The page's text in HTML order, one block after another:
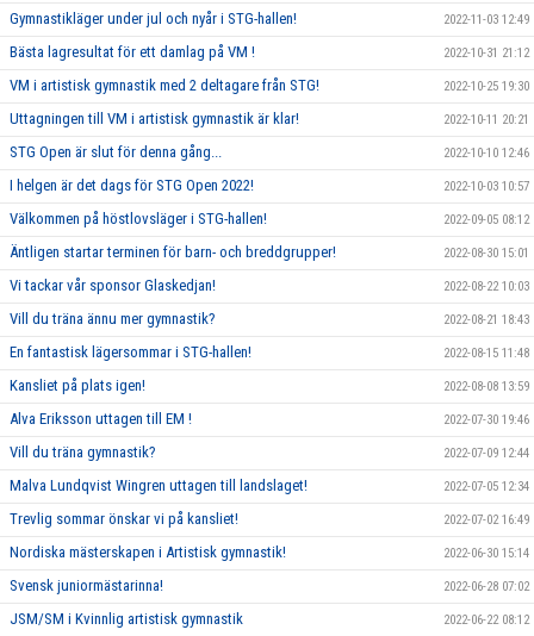
Gymnastikläger under jul och nyår i STG-hallen! 2022-11-03 12:49
Bästa lagresultat för ett damlag på VM ! 2022-10-31 21:12
VM i artistisk gymnastik med 2 deltagare från STG! 2022-10-25 19:30
Uttagningen till VM i artistisk gymnastik är klar! 2022-10-11 20:21
STG Open är slut för denna gång... 2022-10-10 12:46
I helgen är det dags för STG Open 2022! 2022-10-03 10:57
Välkommen på höstlovsläger i STG-hallen! 2022-09-05 08:12
Äntligen startar terminen för barn- och breddgrupper! 2022-08-30 15:01
Vi tackar vår sponsor Glaskedjan! 2022-08-22 10:03
Vill du träna ännu mer gymnastik? 2022-08-21 18:43
En fantastisk lägersommar i STG-hallen! 2022-08-15 11:48
Kansliet på plats igen! 2022-08-08 13:59
Alva Eriksson uttagen till EM ! 2022-07-30 19:46
Vill du träna gymnastik? 2022-07-09 12:44
Malva Lundqvist Wingren uttagen till landslaget! 2022-07-05 12:34
Trevlig sommar önskar vi på kansliet! 2022-07-02 16:49
Nordiska mästerskapen i Artistisk gymnastik! 2022-06-30 15:14
Svensk juniormästarinna! 2022-06-28 07:02
JSM/SM i Kvinnlig artistisk gymnastik 2022-06-22 08:12